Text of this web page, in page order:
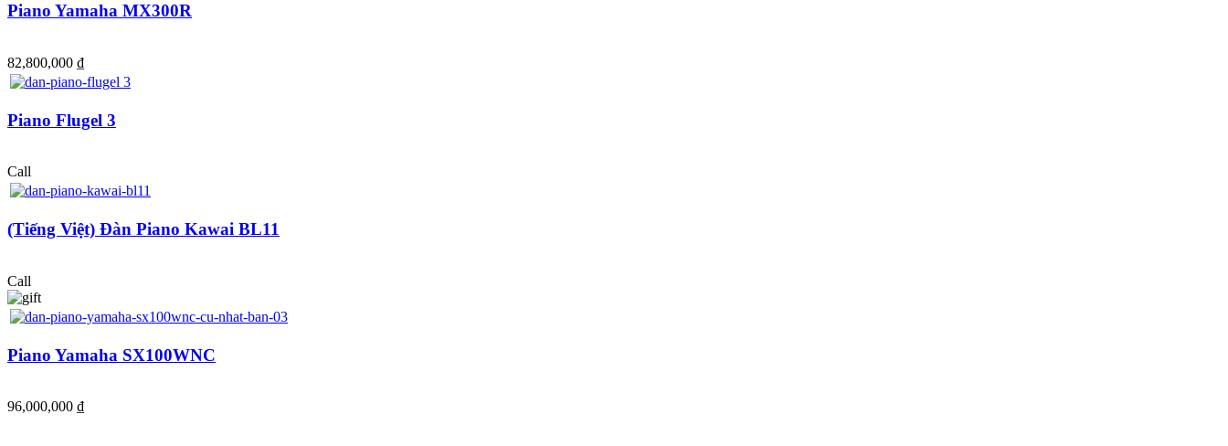
Piano Yamaha MX300R
82,800,000 ₫
Piano Flugel 3
Call
(Tiếng Việt) Đàn Piano Kawai BL11
Call
Piano Yamaha SX100WNC
96,000,000 ₫